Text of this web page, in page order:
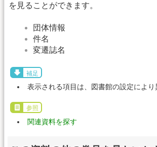
を見ることができます。
団体情報
件名
変遷誌名
補足
表示される項目は、図書館の設定により
参照
関連資料を探す